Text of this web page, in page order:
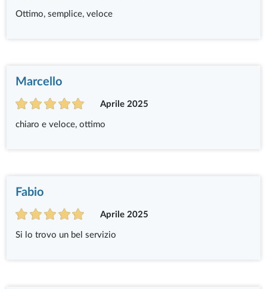
Ottimo, semplice, veloce
Marcello
Aprile 2025
chiaro e veloce, ottimo
Fabio
Aprile 2025
Si lo trovo un bel servizio